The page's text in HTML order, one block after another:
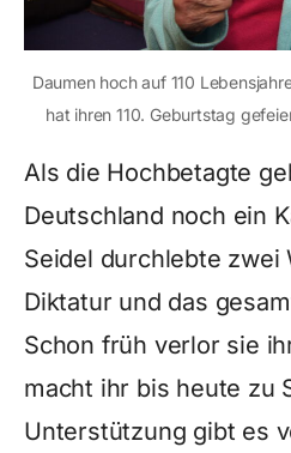
Daumen hoch auf 110
hat ihren 110. Geburtstag
Als die Hochbetagte
Deutschland noch ein
Seidel durchlebte zwei
Diktatur und das
Schon früh verlor sie
macht ihr bis heute zu
Unterstützung gibt es